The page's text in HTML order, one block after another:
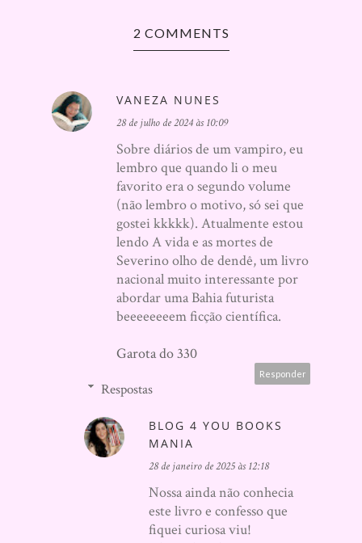
2 COMMENTS
VANEZA NUNES
28 de julho de 2024 às 10:09
Sobre diários de um vampiro, eu
lembro que quando li o meu
favorito era o segundo volume
(não lembro o motivo, só sei que
gostei kkkkk). Atualmente estou
lendo A vida e as mortes de
Severino olho de dendê, um livro
nacional muito interessante por
abordar uma Bahia futurista
beeeeeeeem ficção científica.
Garota do 330
Responder
Respostas
BLOG 4 YOU BOOKS
MANIA
28 de janeiro de 2025 às 12:18
Nossa ainda não conhecia
este livro e confesso que
fiquei curiosa viu!